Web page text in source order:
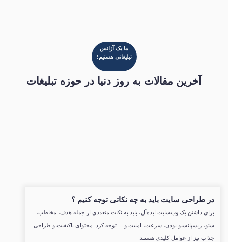
ما یک آژانس
تبلیغاتی هستیم!
آخرین مقالات به روز دنیا در حوزه تبلیغات
در طراحی سایت باید به چه نکاتی توجه کنیم ؟
برای داشتن یک وب‌سایت ایده‌آل، باید به نکات متعددی از جمله هدف، مخاطب،
سئو، ریسپانسیو بودن، سرعت، امنیت و ... توجه کرد. محتوای باکیفیت و طراحی
جذاب نیز از عوامل کلیدی هستند.